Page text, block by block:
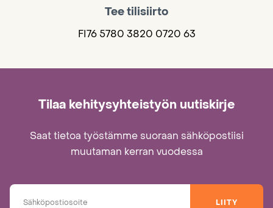
Tee tilisiirto
FI76 5780 3820 0720 63
Tilaa kehitysyhteistyön uutiskirje
Saat tietoa työstämme suoraan sähköpostiisi
muutaman kerran vuodessa
LIITY